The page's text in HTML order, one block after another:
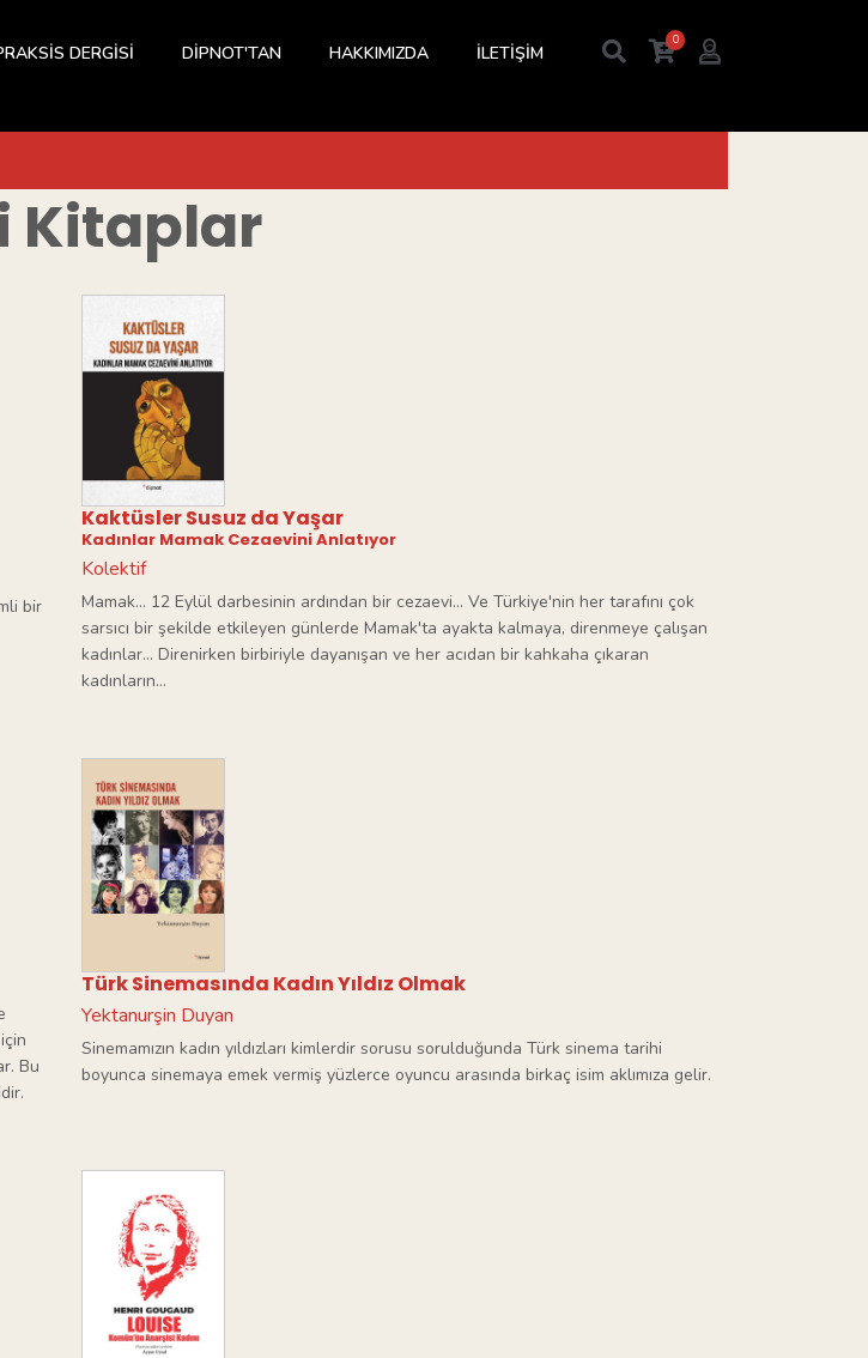
DERGİSİ DİPNOT'TAN HAKKIMIZDA İLETİŞİM
0
Kitaplar
bir
Kaktüsler Susuz da Yaşar
Kadınlar Mamak Cezaevini Anlatıyor
Kolektif
Mamak... 12 Eylül darbesinin ardından bir cezaevi... Ve Türkiye'nin her tarafını çok
sarsıcı bir şekilde etkileyen günlerde Mamak'ta ayakta kalmaya, direnmeye çalışan
kadınlar... Direnirken birbiriyle dayanışan ve her acıdan bir kahkaha çıkaran
kadınların...
Bu
Türk Sinemasında Kadın Yıldız Olmak
Yektanurşin Duyan
Sinemamızın kadın yıldızları kimlerdir sorusu sorulduğunda Türk sinema tarihi
boyunca sinemaya emek vermiş yüzlerce oyuncu arasında birkaç isim aklımıza gelir.